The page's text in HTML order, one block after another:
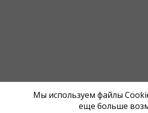
Мы используем файлы
еще больше